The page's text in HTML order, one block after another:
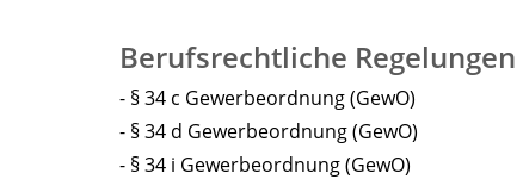
Berufsrechtliche Regelungen
- § 34 c Gewerbeordnung (GewO)
- § 34 d Gewerbeordnung (GewO)
- § 34 i Gewerbeordnung (GewO)